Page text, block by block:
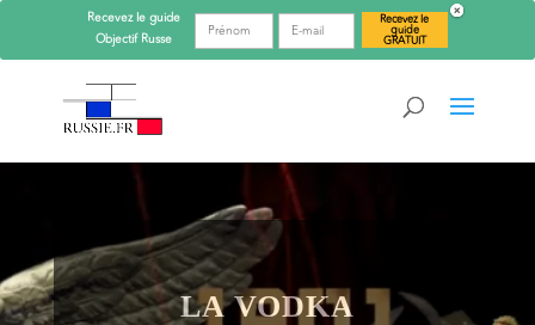
LA VODKA
Recevez le guide
ObjectifRusse
Recevez le
guide
GRATUIT